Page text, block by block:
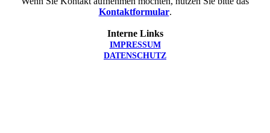
Kontaktformular.
Interne Links
IMPRESSUM
DATENSCHUTZ